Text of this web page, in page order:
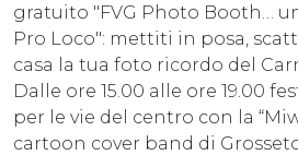
gratuito "FVG Photo Booth…
Pro Loco": mettiti in posa,
casa la tua foto ricordo del
Dalle ore 15.00 alle ore 19.00
per le vie del centro con la
cartoon cover band di